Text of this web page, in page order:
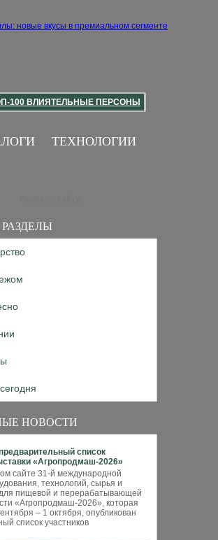
100 ВЛИЯТЕЛЬНЫЕ ПЕРСОНЫ
ТЕХНОЛОГИИ
НОВОСТИ
список
«Агропродмаш-2026»
сайте 31-й международной
технологий, сырья и
пищевой и перерабатывающей
«Агропродмаш-2026», которая
– 1 октября, опубликован
список участников